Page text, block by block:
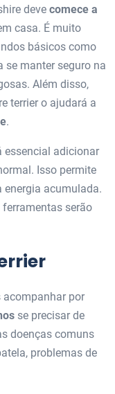
deve comece a
casa. É muito
básicos como
se manter seguro na
Além disso,
terrier o ajudará a
.
essencial adicionar
Isso permite
energia acumulada.
serão
acompanhar por
se precisar de
doenças comuns
problemas de